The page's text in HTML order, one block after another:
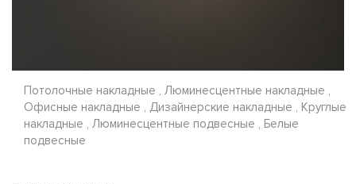
Потолочные накладные , Люминесцентные накладные ,
Офисные накладные , Дизайнерские накладные , Круглые
накладные , Люминесцентные подвесные , Белые
подвесные